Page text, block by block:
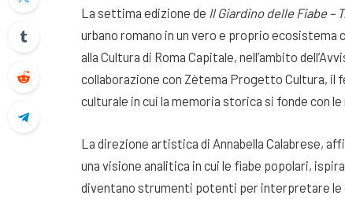
La settima edizione de Il Giardino delle Fiabe –
urbano romano in un vero e proprio
alla Cultura di Roma Capitale, nell’ambito
collaborazione con Zètema Progetto Cultura, il
culturale in cui la memoria storica si fonde con
La direzione artistica di Annabella Calabrese,
una visione analitica in cui le fiabe popolari,
diventano strumenti potenti per interpretare le